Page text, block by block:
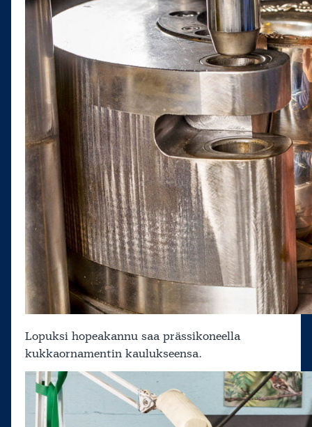
Lopuksi hopeakannu saa prässikoneella
kukkaornamentin kaulukseensa.